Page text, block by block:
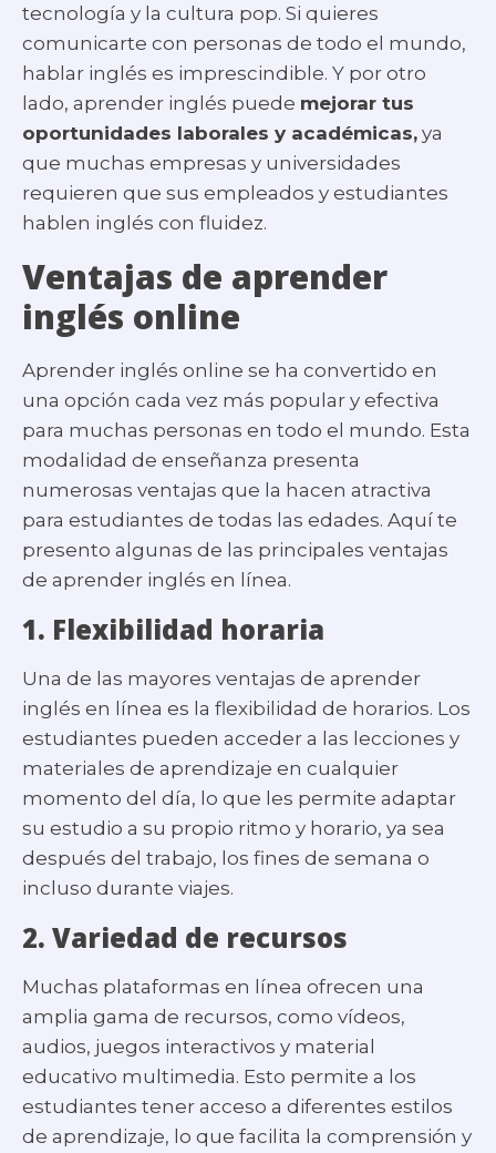
tecnología y la cultura pop. Si quieres
comunicarte con personas de todo el mundo,
hablar inglés es imprescindible. Y por otro
lado, aprender inglés puede mejorar tus
oportunidades laborales y académicas, ya
que muchas empresas y universidades
requieren que sus empleados y estudiantes
hablen inglés con fluidez.
Ventajas de aprender
inglés online
Aprender inglés online se ha convertido en
una opción cada vez más popular y efectiva
para muchas personas en todo el mundo. Esta
modalidad de enseñanza presenta
numerosas ventajas que la hacen atractiva
para estudiantes de todas las edades. Aquí te
presento algunas de las principales ventajas
de aprender inglés en línea.
1. Flexibilidad horaria
Una de las mayores ventajas de aprender
inglés en línea es la flexibilidad de horarios. Los
estudiantes pueden acceder a las lecciones y
materiales de aprendizaje en cualquier
momento del día, lo que les permite adaptar
su estudio a su propio ritmo y horario, ya sea
después del trabajo, los fines de semana o
incluso durante viajes.
2. Variedad de recursos
Muchas plataformas en línea ofrecen una
amplia gama de recursos, como vídeos,
audios, juegos interactivos y material
educativo multimedia. Esto permite a los
estudiantes tener acceso a diferentes estilos
de aprendizaje, lo que facilita la comprensión y